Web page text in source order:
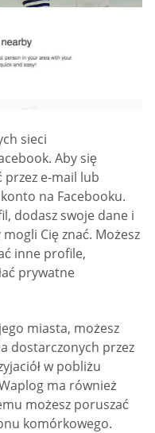
sieci
Aby się
e-mail lub
na Facebooku.
dodasz swoje dane i
Cię znać. Możesz
inne profile,
prywatne
miasta, możesz
dostarczonych przez
w pobliżu
ma również
możesz poruszać
komórkowego.